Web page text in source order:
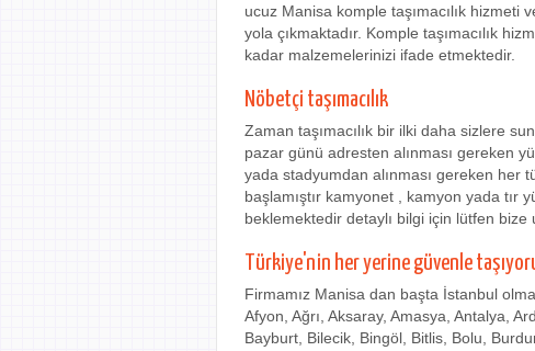
ucuz Manisa komple taşımacılık hizmeti
yola çıkmaktadır. Komple taşımacılık
kadar malzemelerinizi ifade etmektedir.
Nöbetçi taşımacılık
Zaman taşımacılık bir ilki daha sizlere
pazar günü adresten alınması gereken
yada stadyumdan alınması gereken her
başlamıştır kamyonet , kamyon yada tır
beklemektedir detaylı bilgi için lütfen bize
Türkiye'nin her yerine güvenle
Firmamız Manisa dan başta İstanbul
Afyon, Ağrı, Aksaray, Amasya, Antalya,
Bayburt, Bilecik, Bingöl, Bitlis, Bolu,